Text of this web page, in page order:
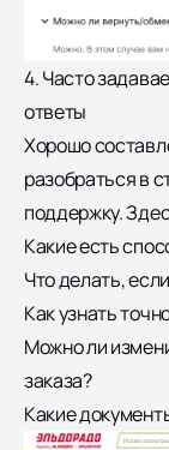
4. Часто
ответы
Хорошо
разобраться в
поддержку.
Какие есть
Что делать,
Как узнать
Можно ли
заказа?
Какие